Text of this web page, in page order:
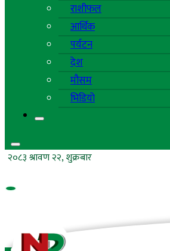
राशीफल
आर्थिक
पर्यटन
देश
मौसम
भिडियो
२०८३ श्रावण २२, शुक्रबार